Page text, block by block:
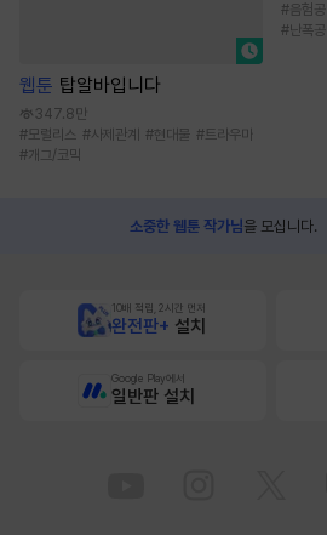
웹툰 탑알바입니다
347.8만
#모럴리스 #사제관계 #현대물 #트라우마
# 개그/코믹
#음험공
#난폭공
소중한 웹툰 작가님을 모십니다.
10배 적립, 2시간 먼저
완전판+ 설치
Google Play에서
일반판 설치